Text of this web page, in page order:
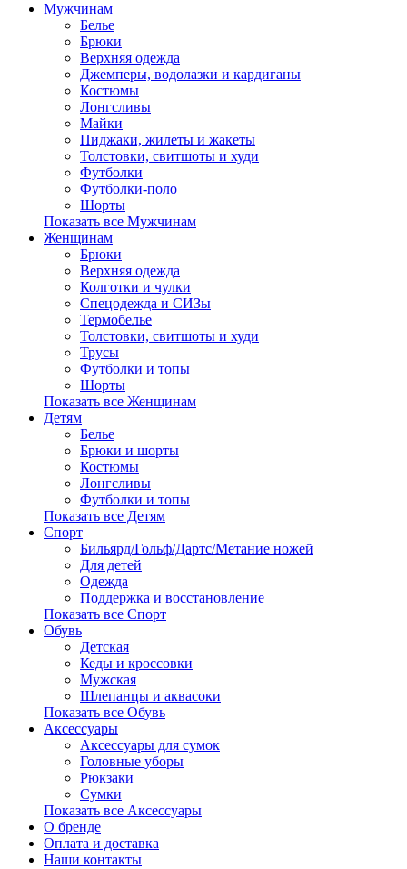
Мужчинам
Белье
Брюки
Верхняя одежда
Джемперы, водолазки и кардиганы
Костюмы
Лонгсливы
Майки
Пиджаки, жилеты и жакеты
Толстовки, свитшоты и худи
Футболки
Футболки-поло
Шорты
Показать все Мужчинам
Женщинам
Брюки
Верхняя одежда
Колготки и чулки
Спецодежда и СИЗы
Термобелье
Толстовки, свитшоты и худи
Трусы
Футболки и топы
Шорты
Показать все Женщинам
Детям
Белье
Брюки и шорты
Костюмы
Лонгсливы
Футболки и топы
Показать все Детям
Спорт
Бильярд/Гольф/Дартс/Метание ножей
Для детей
Одежда
Поддержка и восстановление
Показать все Спорт
Обувь
Детская
Кеды и кроссовки
Мужская
Шлепанцы и аквасоки
Показать все Обувь
Аксессуары
Аксессуары для сумок
Головные уборы
Рюкзаки
Сумки
Показать все Аксессуары
О бренде
Оплата и доставка
Наши контакты